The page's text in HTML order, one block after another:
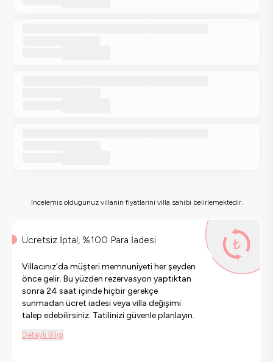
Incelemis oldugunuz villanin fiyatlarini villa sahibi belirlemektedir.
Ücretsiz İptal, %100 Para İadesi
Villacınız'da müşteri memnuniyeti her şeyden
önce gelir. Bu yüzden rezervasyon yaptıktan
sonra 24 saat içinde hiçbir gerekçe
sunmadan ücret iadesi veya villa değişimi
talep edebilirsiniz. Tatilinizi güvenle planlayın.
Detaylı Bilgi